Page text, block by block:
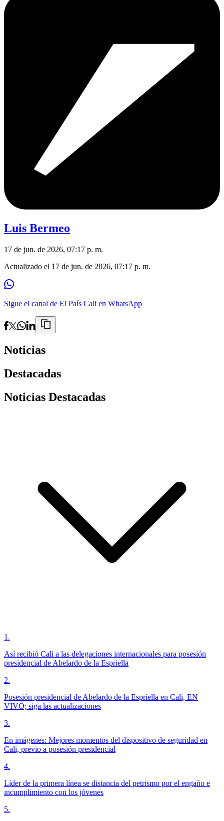
Luis Bermeo
17 de jun. de 2026, 07:17 p. m.
Actualizado el 17 de jun. de 2026, 07:17 p. m.
Sigue el canal de El País Cali en WhatsApp
Noticias
Destacadas
Noticias Destacadas
1 .
Así recibió Cali a las delegaciones internacionales para posesión
presidencial de Abelardo de la Espriella
2.
Posesión presidencial de Abelardo de la Espriella en Cali, EN
VIVO; siga las actualizaciones
3.
En imágenes: Mejores momentos del dispositivo de seguridad en
Cali, previo a posesión presidencial
4.
Líder de la primera línea se distancia del petrismo por el engaño e
incumplimiento con los jóvenes
5.